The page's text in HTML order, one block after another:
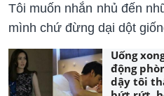
Tôi muốn nhắn nhủ đến
mình chứ đừng dại dột
Uống
động
dậy tôi